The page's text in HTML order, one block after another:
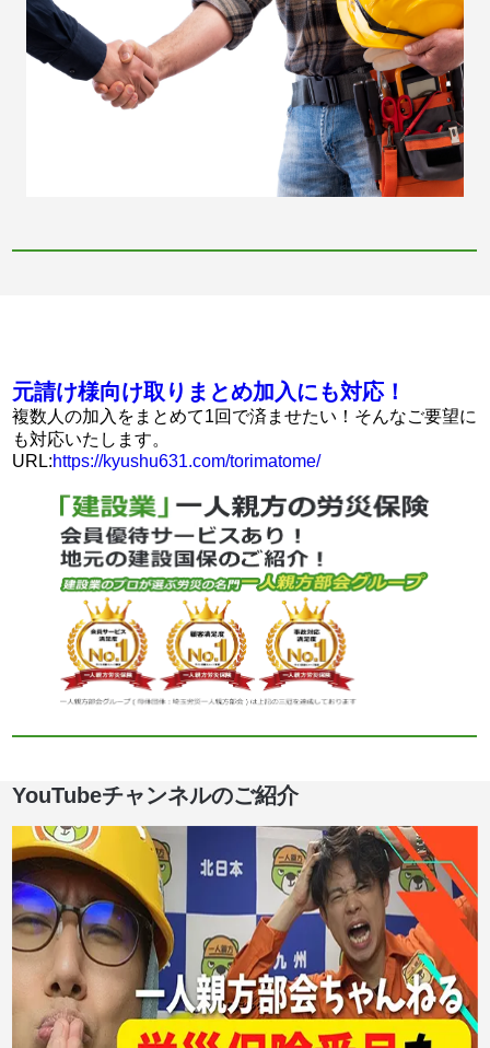
元請け様向け取りまとめ加入にも対応！
複数人の加入をまとめて1回で済ませたい！そんなご要望に
も対応いたします。
URL:https://kyushu631.com/torimatome/
YouTubeチャンネルのご紹介